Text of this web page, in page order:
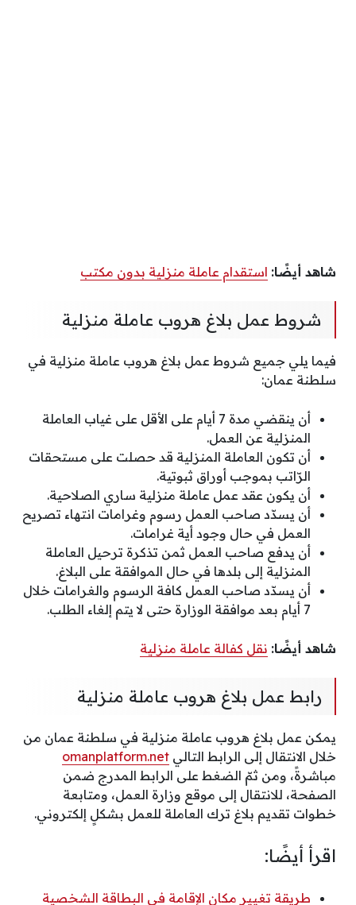
شاهد أيضًا: استقدام عاملة منزلية بدون مكتب
شروط عمل بلاغ هروب عاملة منزلية
فيما يلي جميع شروط عمل بلاغ هروب عاملة منزلية في
سلطنة عمان:
أن ينقضي مدة 7 أيام على الأقل على غياب العاملة
المنزلية عن العمل.
أن تكون العاملة المنزلية قد حصلت على مستحقات
الرّاتب بموجب أوراق ثبوتية.
أن يكون عقد عمل عاملة منزلية ساري الصلاحية.
أن يسدّد صاحب العمل رسوم وغرامات انتهاء تصريح
العمل في حال وجود أية غرامات.
أن يدفع صاحب العمل ثمن تذكرة ترحيل العاملة
المنزلية إلى بلدها في حال الموافقة على البلاغ.
أن يسدّد صاحب العمل كافة الرسوم والغرامات خلال
7 أيام بعد موافقة الوزارة حتى لا يتم إلغاء الطلب.
شاهد أيضًا: نقل كفالة عاملة منزلية
رابط عمل بلاغ هروب عاملة منزلية
يمكن عمل بلاغ هروب عاملة منزلية في سلطنة عمان من
خلال الانتقال إلى الرابط التالي omanplatform.net
مباشرةً، ومن ثمّ الضغط على الرابط المدرج ضمن
الصفحة، للانتقال إلى موقع وزارة العمل، ومتابعة
خطوات تقديم بلاغ ترك العاملة للعمل بشكلٍ إلكتروني.
اقرأ أيضًا:
طريقة تغيير مكان الإقامة في البطاقة الشخصية